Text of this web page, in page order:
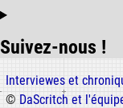
Suivez-nous !
Interviewes et
© DaScritch et